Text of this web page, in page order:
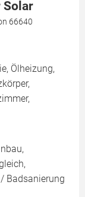
Solar
66640
Ölheizung,
Badsanierung